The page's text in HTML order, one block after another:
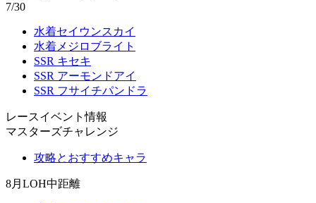
7/30
水着セイウンスカイ
水着メジロブライト
SSR キセキ
SSR アーモンドアイ
SSR フサイチパンドラ
レースイベント情報
マスターズチャレンジ
攻略とおすすめキャラ
8月LOH中距離